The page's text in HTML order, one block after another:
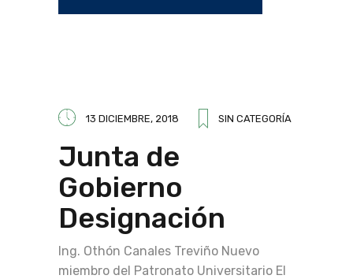
13 DICIEMBRE, 2018 SIN CATEGORÍA
Junta de
Gobierno
Designación
Ing. Othón Canales Treviño Nuevo
miembro del Patronato Universitario El